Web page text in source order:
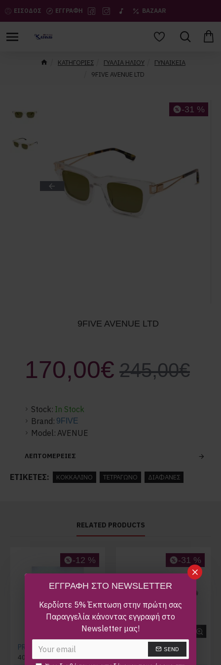
ΕΓΓΡΑΦΗ ΣΤΟ NEWSLETTER
Κερδίστε 5% Έκπτωση στην πρώτη σας
Παραγγελία κάνοντας εγγραφή στο
Newsletter μας!
SEND
ΕΙΣΟΔΟΣ ΕΓΓΡΑΦΗ BAZAAR
ΚΑΤΗΓΟΡΙΕΣ ΓΥΑΛΙΑ ΗΛΙΟΥ
ΓΥΝΑΙΚΕΙΑ
9FIVE AVENUE LTD
-31 %
9FIVE AVENUE LTD
Stock: In Stock
Brand: 9FIVE
Model: AVENUE
170,00€ 245,00€
ΛΕΠΤΟΜΕΡΕΙΕΣ
ΕΤΙΚΈΤΕΣ: ΚΟΚΚΑΛΙΝΟ ΤΕΤΡΑΓΩΝΟ ΔΙΑΦΑΝΕΣ
RELATED PRODUCTS
-12 %
PRADA SPR 15W 389-0A7
400,00€ 455,00€
-31 %
9FIVE CLARITY
170,00€ 245,00€